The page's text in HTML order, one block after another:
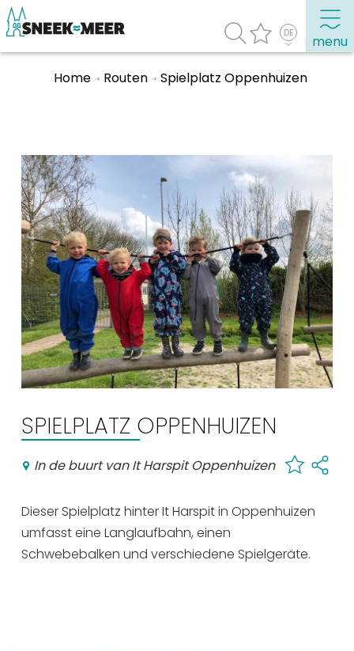
menu
Sneek besuchen
Highlights
Sehenswürdigkeiten
Sehen & Erleben
Essen, Trinken, Ausgehen
Wassersport
Übernachten
Einkaufen
Häufig besuchte Seiten:
Sneek mit Kinder
VVV Sneek
Drahtloses Internet
Home Routen Spielplatz Oppenhuizen
SPIELPLATZ OPPENHUIZEN
In de buurt van It Harspit Oppenhuizen
Dieser Spielplatz hinter It Harspit in Oppenhuizen
umfasst eine Langlaufbahn, einen
Schwebebalken und verschiedene Spielgeräte.